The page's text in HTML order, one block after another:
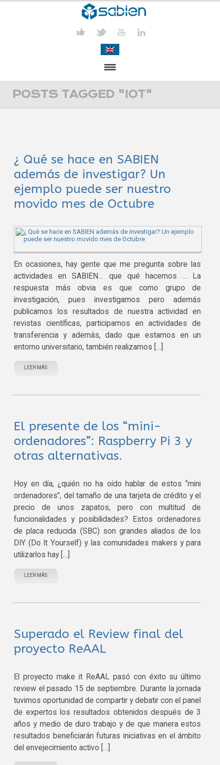
PRESENTACIÓN
ACTIVIDADES
COMUNICACIÓN
CONTACTA
POSTS TAGGED "IOT"
¿ Qué se hace en SABIEN
además de investigar? Un
ejemplo puede ser nuestro
movido mes de Octubre
En ocasiones, hay gente que me pregunta sobre las
actividades en SABIEN… que qué hacemos … La
respuesta más obvia es que como grupo de
investigación, pues investigamos pero además
publicamos los resultados de nuestra actividad en
revistas científicas, participamos en actividades de
transferencia y además, dado que estamos en un
entorno universitario, también realizamos […]
LEER MÁS
El presente de los “mini-
ordenadores”: Raspberry Pi 3 y
otras alternativas.
Hoy en día, ¿quién no ha oído hablar de estos “mini
ordenadores”, del tamaño de una tarjeta de crédito y el
precio de unos zapatos, pero con multitud de
funcionalidades y posibilidades? Estos ordenadores
de placa reducida (SBC) son grandes aliados de los
DIY (Do It Yourself) y las comunidades makers y para
utilizarlos hay […]
LEER MÁS
Superado el Review final del
proyecto ReAAL
El proyecto make it ReAAL pasó con éxito su último
review el pasado 15 de septiembre. Durante la jornada
tuvimos oportunidad de compartir y debatir con el panel
de expertos los resultados obtenidos después de 3
años y medio de duro trabajo y de que manera estos
resultados beneficiarán futuras iniciativas en el ámbito
del envejecimiento activo […]